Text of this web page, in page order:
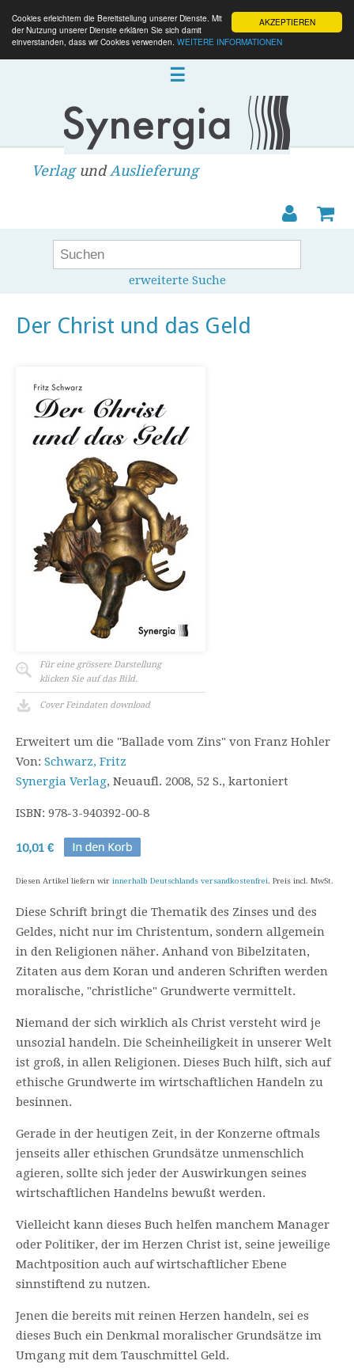
AKZEPTIEREN
Cookies erleichtern die Bereitstellung unserer Dienste. Mit
der Nutzung unserer Dienste erklären Sie sich damit
einverstanden, dass wir Cookies verwenden. WEITERE INFORMATIONEN
☰
VerlagundAuslieferung
erweiterte Suche
Der Christ und das Geld
Für eine grössere Darstellung
klicken Sie auf das Bild.
Cover Feindaten download
Erweitert um die "Ballade vom Zins" von Franz Hohler
Von: Schwarz, Fritz
Synergia Verlag, Neuaufl. 2008, 52 S., kartoniert
ISBN: 978-3-940392-00-8
10,01 €
Diesen Artikel liefern wir innerhalb Deutschlands versandkostenfrei. Preis incl. MwSt.
Diese Schrift bringt die Thematik des Zinses und des
Geldes, nicht nur im Christentum, sondern allgemein
in den Religionen näher. Anhand von Bibelzitaten,
Zitaten aus dem Koran und anderen Schriften werden
moralische, "christliche" Grundwerte vermittelt.
Niemand der sich wirklich als Christ versteht wird je
unsozial handeln. Die Scheinheiligkeit in unserer Welt
ist groß, in allen Religionen. Dieses Buch hilft, sich auf
ethische Grundwerte im wirtschaftlichen Handeln zu
besinnen.
Gerade in der heutigen Zeit, in der Konzerne oftmals
jenseits aller ethischen Grundsätze unmenschlich
agieren, sollte sich jeder der Auswirkungen seines
wirtschaftlichen Handelns bewußt werden.
Vielleicht kann dieses Buch helfen manchem Manager
oder Politiker, der im Herzen Christ ist, seine jeweilige
Machtposition auch auf wirtschaftlicher Ebene
sinnstiftend zu nutzen.
Jenen die bereits mit reinen Herzen handeln, sei es
dieses Buch ein Denkmal moralischer Grundsätze im
Umgang mit dem Tauschmittel Geld.